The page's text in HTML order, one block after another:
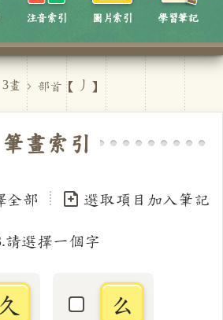
注音索引 圖片索引 學習筆記
3畫 部首【 丿 】
筆畫索引
全部 選取項目加入筆記
請選擇一個字
「久」字
久 選取「么」字
么